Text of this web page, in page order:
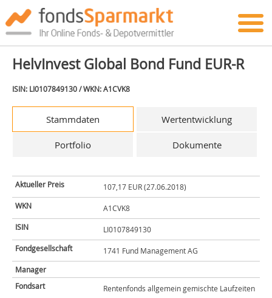
HelvInvest Global Bond Fund EUR-R
ISIN: LI0107849130 / WKN: A1CVK8
Stammdaten Wertentwicklung
Portfolio Dokumente
Aktueller Preis
107,17 EUR (27.06.2018)
WKN
A1CVK8
ISIN
LI0107849130
Fondgesellschaft
1741 Fund Management AG
Manager
Fondsart
Rentenfonds allgemein gemischte Laufzeiten